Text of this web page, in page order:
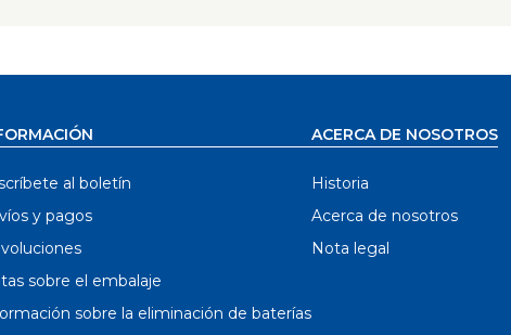
al boletín
y pagos
sobre el embalaje
sobre la eliminación de baterías
ACERCA DE NOSOTROS
Historia
Acerca de nosotros
Nota legal